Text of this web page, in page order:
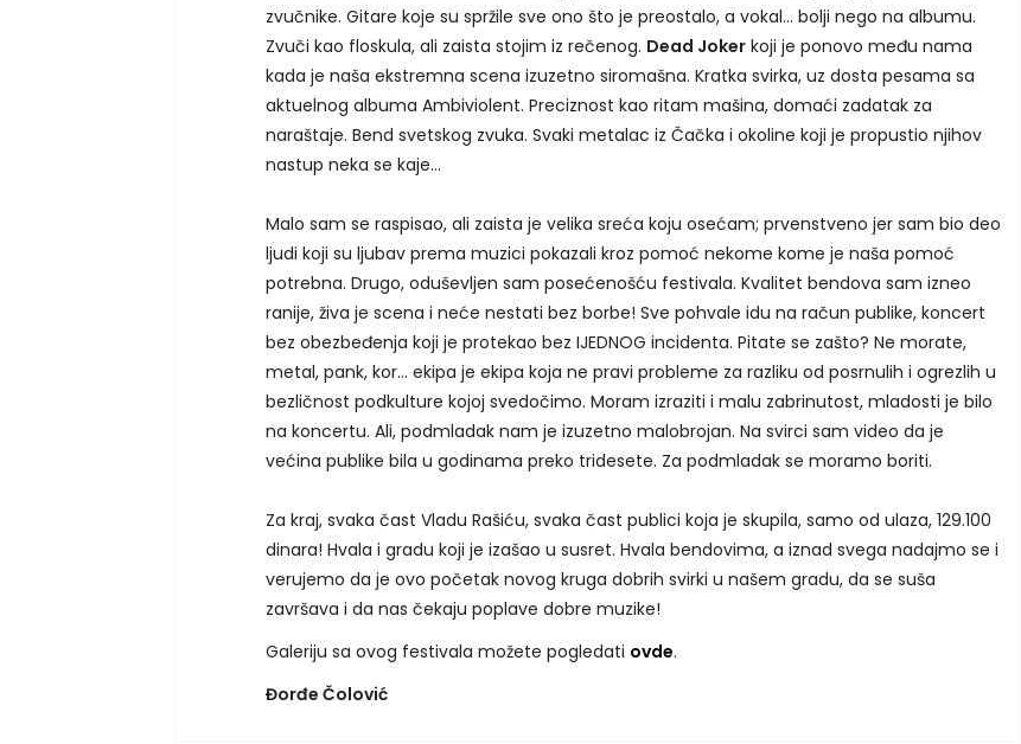
zvučnike. Gitare koje su spržile sve ono što je preostalo, a vokal... bolji nego na albumu.
Zvuči kao floskula, ali zaista stojim iz rečenog. Dead Joker koji je ponovo među nama
kada je naša ekstremna scena izuzetno siromašna. Kratka svirka, uz dosta pesama sa
aktuelnog albuma Ambiviolent. Preciznost kao ritam mašina, domaći zadatak za
naraštaje. Bend svetskog zvuka. Svaki metalac iz Čačka i okoline koji je propustio njihov
nastup neka se kaje...
Malo sam se raspisao, ali zaista je velika sreća koju osećam; prvenstveno jer sam bio deo
ljudi koji su ljubav prema muzici pokazali kroz pomoć nekome kome je naša pomoć
potrebna. Drugo, oduševljen sam posećenošću festivala. Kvalitet bendova sam izneo
ranije, živa je scena i neće nestati bez borbe! Sve pohvale idu na račun publike, koncert
bez obezbeđenja koji je protekao bez IJEDNOG incidenta. Pitate se zašto? Ne morate,
metal, pank, kor... ekipa je ekipa koja ne pravi probleme za razliku od posrnulih i ogrezlih u
bezličnost podkulture kojoj svedočimo. Moram izraziti i malu zabrinutost, mladosti je bilo
na koncertu. Ali, podmladak nam je izuzetno malobrojan. Na svirci sam video da je
većina publike bila u godinama preko tridesete. Za podmladak se moramo boriti.
Za kraj, svaka čast Vladu Rašiću, svaka čast publici koja je skupila, samo od ulaza, 129.100
dinara! Hvala i gradu koji je izašao u susret. Hvala bendovima, a iznad svega nadajmo se i
verujemo da je ovo početak novog kruga dobrih svirki u našem gradu, da se suša
završava i da nas čekaju poplave dobre muzike!
Galeriju sa ovog festivala možete pogledati ovde.
Đorđe Čolović